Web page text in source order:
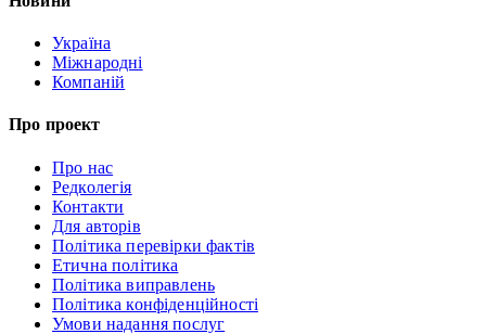
Україна
Міжнародні
Компаній
Про проект
Про нас
Редколегія
Контакти
Для авторів
Політика перевірки фактів
Етична політика
Політика виправлень
Політика конфіденційності
Умови надання послуг